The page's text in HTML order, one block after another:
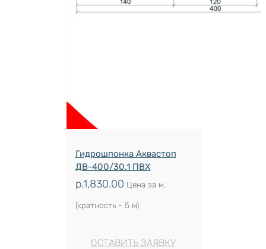
Гидрошпонка Аквастоп
ДВ-400/30.1 ПВХ
р.1,830.00 Цена за м.
(кратность - 5 м)
ОСТАВИТЬ ЗАЯВКУ